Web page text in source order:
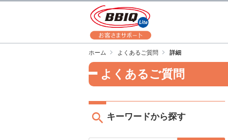
ホーム よくあるご質問 詳細
よくあるご質問
キーワードから探す